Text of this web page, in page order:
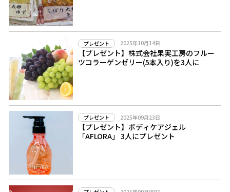
プレゼント 2025年10月14日
【プレゼント】株式会社果実工房のフルー
ツコラーゲンゼリー(5本入り)を3人に
プレゼント 2025年09月23日
【プレゼント】ボディケアジェル
「AFLORA」 3人にプレゼント